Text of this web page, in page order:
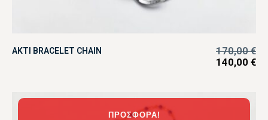
AKTI BRACELET CHAIN 170,00€
140,00 €
ΠΡΟΣΦΟΡΆ!